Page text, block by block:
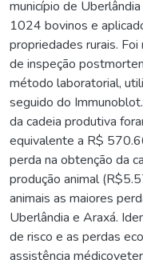
município de
1024 bovinos e
propriedades rurais.
de inspeção
método laboratorial,
seguido do
da cadeia produtiva
equivalente a R$
perda na obtenção da
produção animal
animais as maiores
Uberlândia e Araxá.
de risco e as perdas
assistência